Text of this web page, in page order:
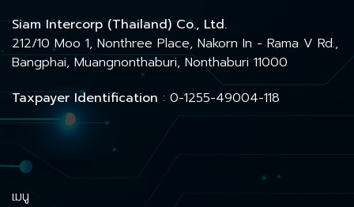
Siam Intercorp (Thailand) Co., Ltd.
212/10 Moo 1, Nonthree Place, Nakorn In - Rama V Rd.,
Bangphai, Muangnonthaburi, Nonthaburi 11000
Taxpayer Identification : 0-1255-49004-118
เมนู